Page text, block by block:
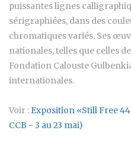
puissantes lignes
sérigraphiées, dans des
chromatiques variés. Ses
nationales, telles que celles
Fondation Calouste
internationales.
Voir : Exposition «Still Free
CCB - 3 au 23 mai)